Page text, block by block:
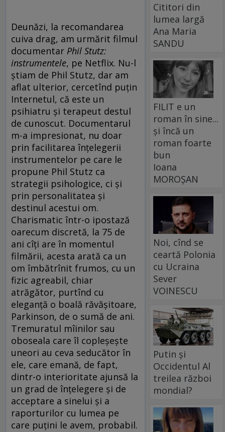
Deunăzi, la recomandarea
cuiva drag, am urmărit filmul
documentar Phil Stutz:
instrumentele, pe Netflix. Nu-l
știam de Phil Stutz, dar am
aflat ulterior, cercetînd puțin
Internetul, că este un
psihiatru și terapeut destul
de cunoscut. Documentarul
m-a impresionat, nu doar
prin facilitarea înțelegerii
instrumentelor pe care le
propune Phil Stutz ca
strategii psihologice, ci și
prin personalitatea și
destinul acestui om.
Charismatic într-o ipostază
oarecum discretă, la 75 de
ani cîți are în momentul
filmării, acesta arată ca un
om îmbătrînit frumos, cu un
fizic agreabil, chiar
atrăgător, purtînd cu
eleganță o boală răvășitoare,
Parkinson, de o sumă de ani.
Tremuratul mîinilor sau
oboseala care îl copleșește
uneori au ceva seducător în
ele, care emană, de fapt,
dintr-o interioritate ajunsă la
un grad de înțelegere și de
acceptare a sinelui și a
raporturilor cu lumea pe
care puțini le avem, probabil.
Cititori din
lumea largă
Ana Maria
SANDU
FILIT e un
roman în sine...
și încă un
roman foarte
bun
Ioana
MOROȘAN
Noi, cînd se
ceartă Polonia
cu Ucraina
Sever
VOINESCU
Putin și
Occidentul Al
treilea război
mondial?